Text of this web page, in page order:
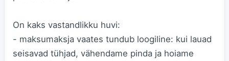
On kaks vastandlikku huvi:
- maksumaksja vaates tundub loogiline: kui lauad
seisavad tühjad, vähendame pinda ja hoiame